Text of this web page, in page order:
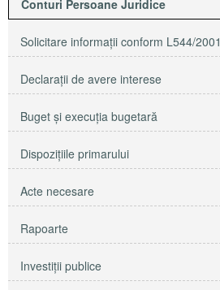
Conturi Persoane Juridice
Solicitare informaţii conform L544/2001
Declaraţii de avere interese
Buget şi execuţia bugetară
Dispoziţiile primarului
Acte necesare
Rapoarte
Investiţii publice